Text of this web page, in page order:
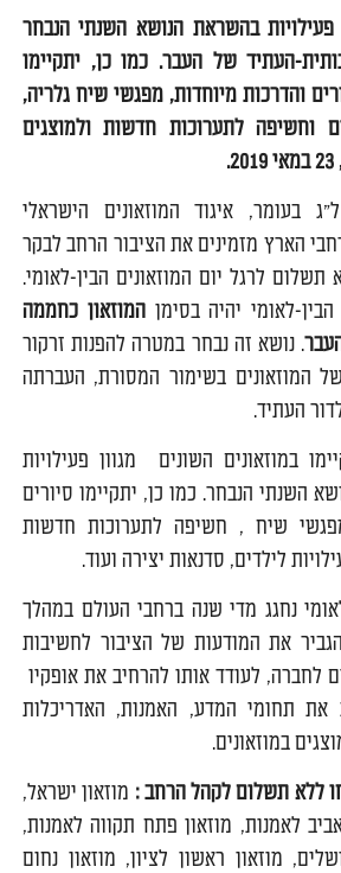
פעילויות בהשראת הנושא השנתי הנבחר
העתיד של העבר. כמו כן, יתקיימו
והדרכות מיוחדות, מפגשי שיח גלריה,
וחשיפה לתערוכות חדשות ולמוצגים
.
במאי, ל"ג בעומר, איגוד המוזאונים הישראלי
הארץ מזמינים את הציבור הרחב לבקר
תשלום לרגל יום המוזאונים הבין-לאומי.
לאומי יהיה בסימןהמוזאון כחממה
. נושא זה נבחר במטרה להפנות זרקור
המוזאונים בשימור המסורת, העברתה
העתיד.
במוזאונים השונים מגוון פעילויות
השנתי הנבחר. כמו כן, יתקיימו סיורים
שיח , חשיפה לתערוכות חדשות
לילדים, סדנאות יצירה ועוד.
נחגג מדי שנה ברחבי העולם במהלך
את המודעות של הציבור לחשיבות
לחברה, לעודד אותו להרחיב את אופקיו
את תחומי המדע, האמנות, האדריכלות
במוזאונים.
ללא תשלום לקהל הרחב: מוזאון ישראל,
לאמנות, מוזאון פתח תקווה לאמנות,
מוזאון ראשון לציון, מוזאון נחום